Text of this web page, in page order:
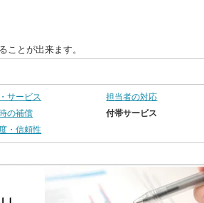
ことが出来ます。
サービス
担当者の対応
の補償
付帯サービス
・信頼性